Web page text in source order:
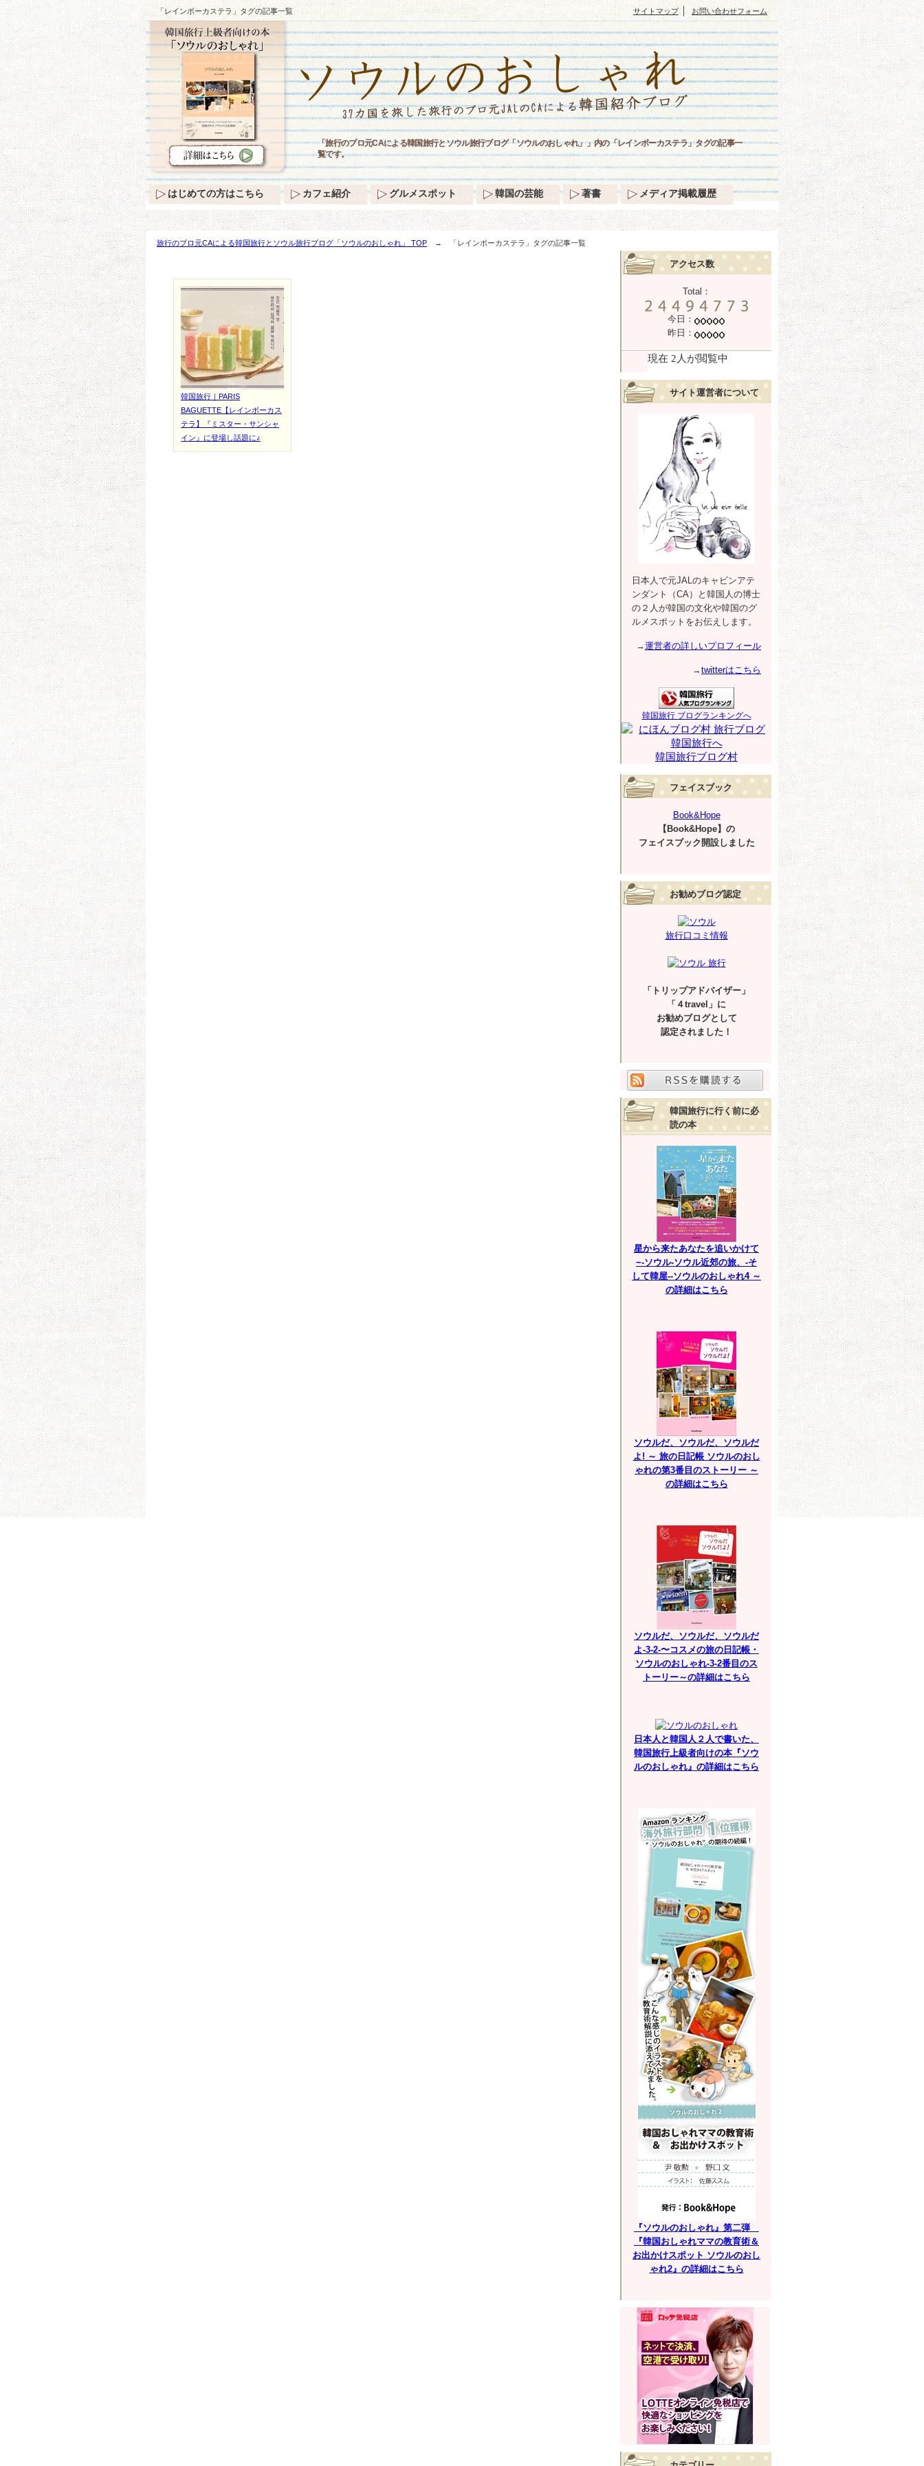
「レインボーカステラ」タグの記事一覧
旅行のプロ元CAによる韓国旅行とソウル旅行ブログ「ソウルのおしゃれ」 TOP → 「レインボーカステラ」タグの記事一覧
韓国旅行｜PARIS
BAGUETTE【レインボーカス
テラ】『ミスター・サンシャ
イン』に登場し話題に♪
アクセス数
Total：
今日：
昨日：
サイト運営者について
日本人で元JALのキャビンアテ
ンダント（CA）と韓国人の博士
の２人が韓国の文化や韓国のグ
ルメスポットをお伝えします。
→運営者の詳しいプロフィール
→twitterはこちら
韓国旅行 ブログランキングへ
韓国旅行ブログ村
フェイスブック
Book&Hope
【Book&Hope】の
フェイスブック開設しました
お勧めブログ認定
旅行口コミ情報
「トリップアドバイザー」
「４travel」に
お勧めブログとして
認定されました！
韓国旅行に行く前に必
読の本
星から来たあなたを追いかけて
−-ソウル-ソウル近郊の旅、-そ
して韓屋--ソウルのおしゃれ4 ～
の詳細はこちら
ソウルだ、ソウルだ、ソウルだ
よ! ～ 旅の日記帳 ソウルのおし
ゃれの第3番目のストーリー ～
の詳細はこちら
ソウルだ、ソウルだ、ソウルだ
よ-3-2-〜コスメの旅の日記帳・
ソウルのおしゃれ-3-2番目のス
トーリー～の詳細はこちら
日本人と韓国人２人で書いた、
韓国旅行上級者向けの本『ソウ
ルのおしゃれ』の詳細はこちら
『ソウルのおしゃれ』第二弾
『韓国おしゃれママの教育術＆
お出かけスポット ソウルのおし
ゃれ2』の詳細はこちら
「旅行のプロ元CAによる韓国旅行とソウル旅行ブログ「ソウルのおしゃれ」」内の「レインボーカステラ」タグの記事一
覧です。
サイトマップ｜ お問い合わせフォーム
はじめての方はこちら カフェ紹介 グルメスポット 韓国の芸能 著書 メディア掲載履歴